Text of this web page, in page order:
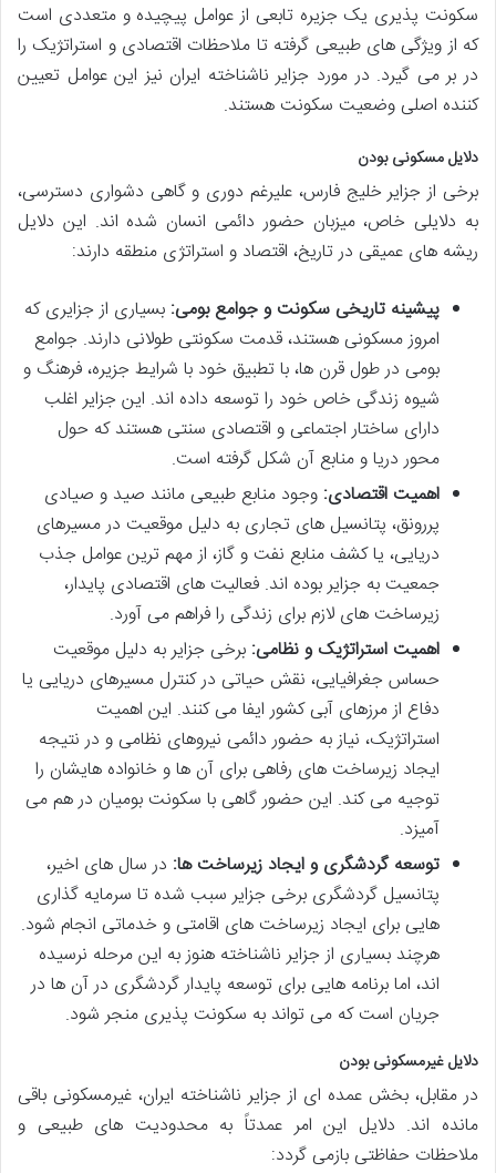
سکونت پذیری یک جزیره تابعی از عوامل پیچیده و متعددی است
که از ویژگی های طبیعی گرفته تا ملاحظات اقتصادی و استراتژیک را
در بر می گیرد. در مورد جزایر ناشناخته ایران نیز این عوامل تعیین
کننده اصلی وضعیت سکونت هستند.
دلایل مسکونی بودن
برخی از جزایر خلیج فارس، علیرغم دوری و گاهی دشواری دسترسی،
به دلایلی خاص، میزبان حضور دائمی انسان شده اند. این دلایل
ریشه های عمیقی در تاریخ، اقتصاد و استراتژی منطقه دارند:
پیشینه تاریخی سکونت و جوامع بومی: بسیاری از جزایری که
امروز مسکونی هستند، قدمت سکونتی طولانی دارند. جوامع
بومی در طول قرن ها، با تطبیق خود با شرایط جزیره، فرهنگ و
شیوه زندگی خاص خود را توسعه داده اند. این جزایر اغلب
دارای ساختار اجتماعی و اقتصادی سنتی هستند که حول
محور دریا و منابع آن شکل گرفته است.
اهمیت اقتصادی: وجود منابع طبیعی مانند صید و صیادی
پررونق، پتانسیل های تجاری به دلیل موقعیت در مسیرهای
دریایی، یا کشف منابع نفت و گاز، از مهم ترین عوامل جذب
جمعیت به جزایر بوده اند. فعالیت های اقتصادی پایدار،
زیرساخت های لازم برای زندگی را فراهم می آورد.
اهمیت استراتژیک و نظامی: برخی جزایر به دلیل موقعیت
حساس جغرافیایی، نقش حیاتی در کنترل مسیرهای دریایی یا
دفاع از مرزهای آبی کشور ایفا می کنند. این اهمیت
استراتژیک، نیاز به حضور دائمی نیروهای نظامی و در نتیجه
ایجاد زیرساخت های رفاهی برای آن ها و خانواده هایشان را
توجیه می کند. این حضور گاهی با سکونت بومیان در هم می
آمیزد.
توسعه گردشگری و ایجاد زیرساخت ها: در سال های اخیر،
پتانسیل گردشگری برخی جزایر سبب شده تا سرمایه گذاری
هایی برای ایجاد زیرساخت های اقامتی و خدماتی انجام شود.
هرچند بسیاری از جزایر ناشناخته هنوز به این مرحله نرسیده
اند، اما برنامه هایی برای توسعه پایدار گردشگری در آن ها در
جریان است که می تواند به سکونت پذیری منجر شود.
دلایل غیرمسکونی بودن
در مقابل، بخش عمده ای از جزایر ناشناخته ایران، غیرمسکونی باقی
مانده اند. دلایل این امر عمدتاً به محدودیت های طبیعی و
ملاحظات حفاظتی بازمی گردد: